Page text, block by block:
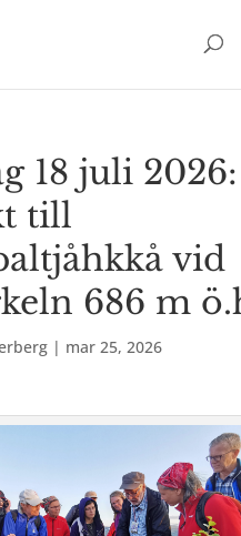
18 juli 2026:
till
vid
686 m
| mar 25, 2026